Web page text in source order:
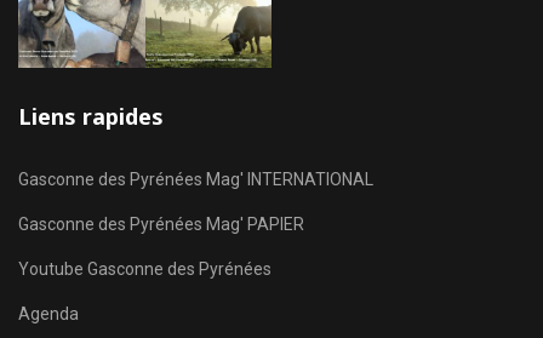
Liens rapides
Gasconne des Pyrénées Mag' INTERNATIONAL
Gasconne des Pyrénées Mag' PAPIER
Youtube Gasconne des Pyrénées
Agenda